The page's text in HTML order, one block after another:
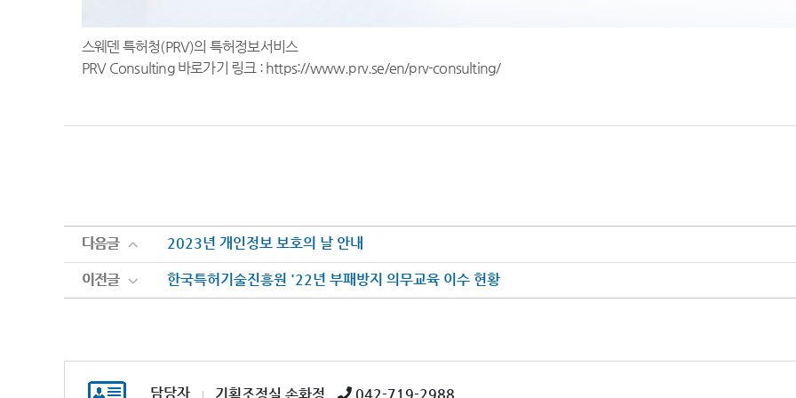
스웨덴 특허청(PRV)의 특허정보서비스
PRV Consulting 바로가기 링크 : https://www.prv.se/en/prv-consulting/
다음글 2023년 개인정보 보호의 날 안내
다음글
이전글 한국특허기술진흥원 '22년 부패방지 의무교육 이수 현황
이전글
담당자 기획조정실 손화정 042-719-2988